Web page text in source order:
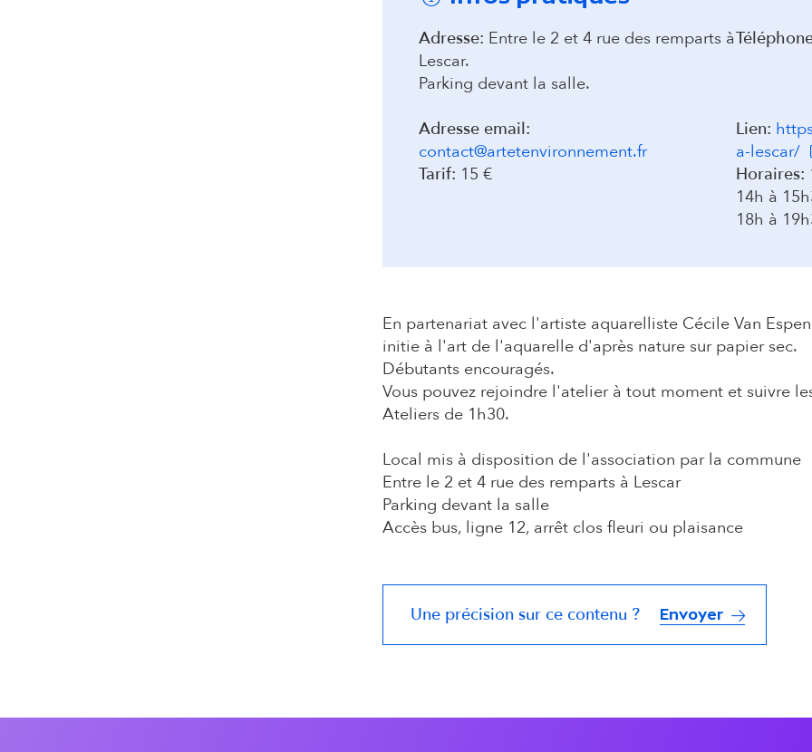
i
Adresse: Entre le 2 et 4 rue des remparts à
Lescar.
Parking devant la salle.
Adresse email:
contact@artetenvironnement.fr
Lien:
a-lescar/
Tarif: 15 € Horaires:
14h à
18h à
En partenariat avec l'artiste aquarelliste Cécile Van
initie à l'art de l'aquarelle d'après nature sur papier sec.
Débutants encouragés.
Vous pouvez rejoindre l'atelier à tout moment et suivre
Ateliers de 1h30.
Local mis à disposition de l'association par la commune
Entre le 2 et 4 rue des remparts à Lescar
Parking devant la salle
Accès bus, ligne 12, arrêt clos fleuri ou plaisance
Une précision sur ce contenu ? Envoyer